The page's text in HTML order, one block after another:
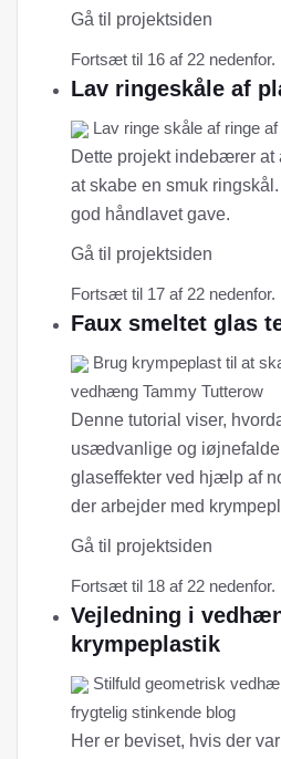
Gå til projektsiden
Fortsæt til 16 af 22 nedenfor.
Lav ringeskåle af
Lav ringe skåle af ringe
Dette projekt indebærer at
at skabe en smuk
god håndlavet gave.
Gå til projektsiden
Fortsæt til 17 af 22 nedenfor.
Faux smeltet glas
Brug krympeplast til at
vedhæng Tammy Tutterow
Denne tutorial viser,
usædvanlige og
glaseffekter ved hjælp af
der arbejder med
Gå til projektsiden
Fortsæt til 18 af 22 nedenfor.
Vejledning i
krympeplastik
Stilfuld geometrisk
frygtelig stinkende blog
Her er beviset, hvis der